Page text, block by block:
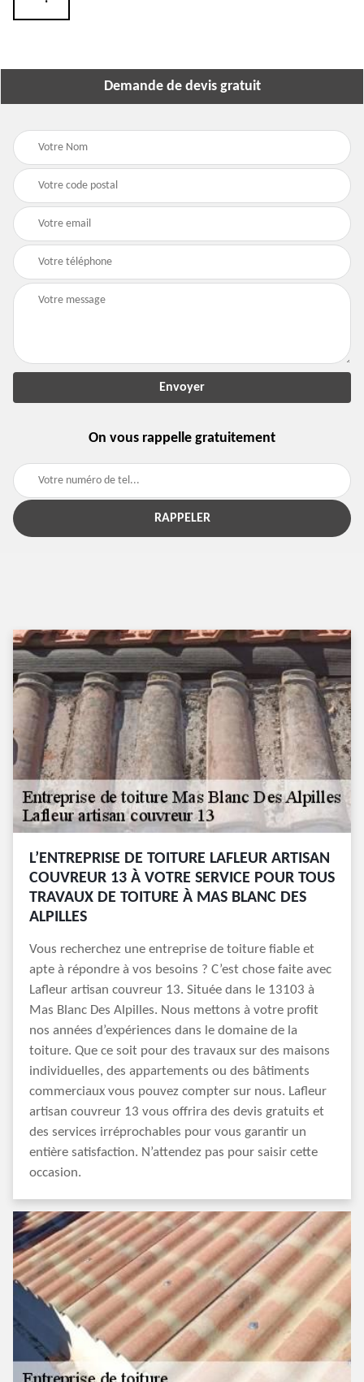
Demande de devis gratuit
On vous rappelle gratuitement
L’ENTREPRISE DE TOITURE LAFLEUR ARTISAN
COUVREUR 13 À VOTRE SERVICE POUR TOUS
TRAVAUX DE TOITURE À MAS BLANC DES
ALPILLES
Vous recherchez une entreprise de toiture fiable et
apte à répondre à vos besoins ? C’est chose faite avec
Lafleur artisan couvreur 13. Située dans le 13103 à
Mas Blanc Des Alpilles. Nous mettons à votre profit
nos années d’expériences dans le domaine de la
toiture. Que ce soit pour des travaux sur des maisons
individuelles, des appartements ou des bâtiments
commerciaux vous pouvez compter sur nous. Lafleur
artisan couvreur 13 vous offrira des devis gratuits et
des services irréprochables pour vous garantir un
entière satisfaction. N’attendez pas pour saisir cette
occasion.